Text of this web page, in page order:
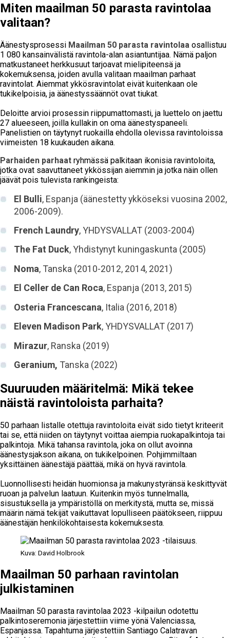
Miten maailman 50 parasta ravintolaa
valitaan?
Äänestysprosessi Maailman 50 parasta ravintolaa osallistuu
1 080 kansainvälistä ravintola-alan asiantuntijaa. Nämä paljon
matkustaneet herkkusuut tarjoavat mielipiteensä ja
kokemuksensa, joiden avulla valitaan maailman parhaat
ravintolat. Aiemmat ykkösravintolat eivät kuitenkaan ole
tukikelpoisia, ja äänestyssäännöt ovat tiukat.
Deloitte arvioi prosessin riippumattomasti, ja luettelo on jaettu
27 alueeseen, joilla kullakin on oma äänestyspaneeli.
Panelistien on täytynyt ruokailla ehdolla olevissa ravintoloissa
viimeisten 18 kuukauden aikana.
Parhaiden parhaat ryhmässä palkitaan ikonisia ravintoloita,
jotka ovat saavuttaneet ykkössijan aiemmin ja jotka näin ollen
jäävät pois tulevista rankingeista:
El Bulli, Espanja (äänestetty ykköseksi vuosina 2002,
2006-2009).
French Laundry, YHDYSVALLAT (2003-2004)
The Fat Duck, Yhdistynyt kuningaskunta (2005)
Noma, Tanska (2010-2012, 2014, 2021)
El Celler de Can Roca, Espanja (2013, 2015)
Osteria Francescana, Italia (2016, 2018)
Eleven Madison Park, YHDYSVALLAT (2017)
Mirazur, Ranska (2019)
Geranium, Tanska (2022)
Suuruuden määritelmä: Mikä tekee
näistä ravintoloista parhaita?
50 parhaan listalle otettuja ravintoloita eivät sido tietyt kriteerit
tai se, että niiden on täytynyt voittaa aiempia ruokapalkintoja tai
palkintoja. Mikä tahansa ravintola, joka on ollut avoinna
äänestysjakson aikana, on tukikelpoinen. Pohjimmiltaan
yksittäinen äänestäjä päättää, mikä on hyvä ravintola.
Luonnollisesti heidän huomionsa ja makunystyränsä keskittyvät
ruoan ja palvelun laatuun. Kuitenkin myös tunnelmalla,
sisustuksella ja ympäristöllä on merkitystä, mutta se, missä
määrin nämä tekijät vaikuttavat lopulliseen päätökseen, riippuu
äänestäjän henkilökohtaisesta kokemuksesta.
Kuva: David Holbrook
Maailman 50 parhaan ravintolan
julkistaminen
Maailman 50 parasta ravintolaa 2023 -kilpailun odotettu
palkintoseremonia järjestettiin viime yönä Valenciassa,
Espanjassa. Tapahtuma järjestettiin Santiago Calatravan